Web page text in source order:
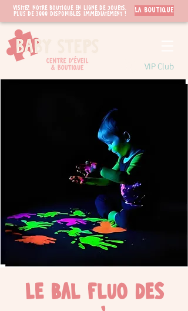
Visitez notre boutique en ligne de jouets.
PLUS de 3000 disponibles immédiatement !
LA BOUTIQUE
VIP Club
Le bal fluo des